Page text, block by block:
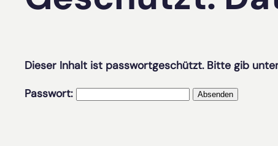
Dieser Inhalt ist passwortgeschützt. Bitte gib
Passwort: